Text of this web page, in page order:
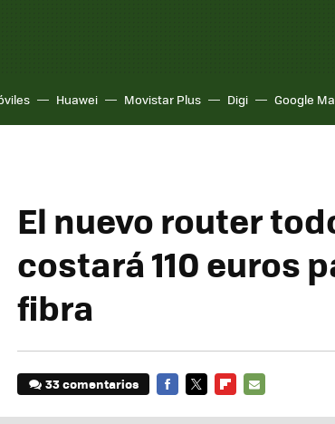
Huawei Movistar Plus Digi Google
El nuevo router
costará 110 euros
fibra
33 comentarios